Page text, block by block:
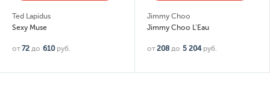
Ted Lapidus
Sexy Muse
от72 до 610 руб.
Jimmy Choo
Jimmy Choo L'Eau
от208 до 5 204 руб.